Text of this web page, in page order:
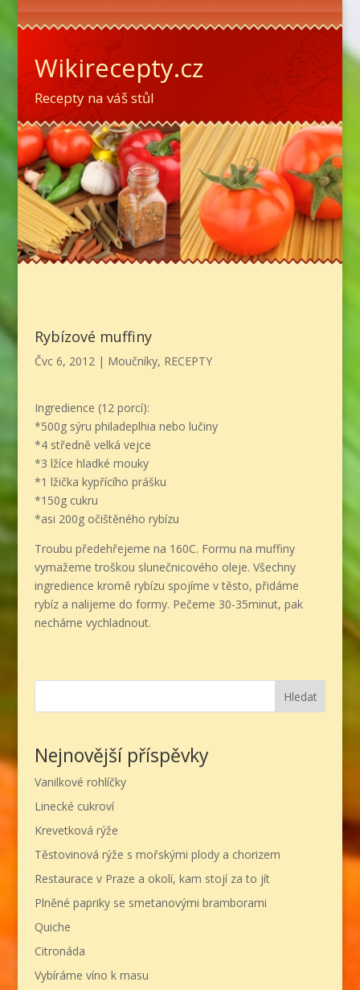
Wikirecepty.cz
Recepty na váš stůl
Rybízové muffiny
Čvc 6, 2012| Moučníky, RECEPTY
Ingredience (12 porcí):
*500g sýru philadeplhia nebo lučiny
*4 středně velká vejce
*3 lžíce hladké mouky
*1 lžička kypřícího prášku
*150g cukru
*asi 200g očištěného rybízu
Troubu předehřejeme na 160C. Formu na muffiny
vymažeme troškou slunečnicového oleje. Všechny
ingredience kromě rybízu spojíme v těsto, přidáme
rybíz a nalijeme do formy. Pečeme 30-35minut, pak
necháme vychladnout.
Hledat
Nejnovější příspěvky
Vanilkové rohlíčky
Linecké cukroví
Krevetková rýže
Těstovinová rýže s mořskými plody a chorizem
Restaurace v Praze a okolí, kam stojí za to jít
Plněné papriky se smetanovými bramborami
Quiche
Citronáda
Vybíráme víno k masu